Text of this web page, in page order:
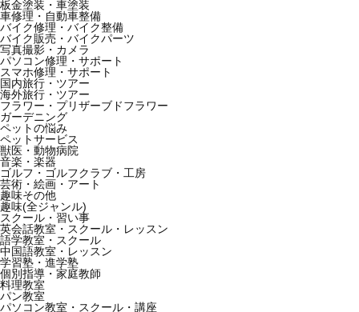
板金塗装・車塗装
車修理・自動車整備
バイク修理・バイク整備
バイク販売・バイクパーツ
写真撮影・カメラ
パソコン修理・サポート
スマホ修理・サポート
国内旅行・ツアー
海外旅行・ツアー
フラワー・プリザーブドフラワー
ガーデニング
ペットの悩み
ペットサービス
獣医・動物病院
音楽・楽器
ゴルフ・ゴルフクラブ・工房
芸術・絵画・アート
趣味その他
趣味(全ジャンル)
スクール・習い事
英会話教室・スクール・レッスン
語学教室・スクール
中国語教室・レッスン
学習塾・進学塾
個別指導・家庭教師
料理教室
パン教室
パソコン教室・スクール・講座